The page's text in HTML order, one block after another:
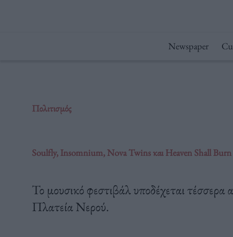
Newspaper
Πολιτισμός
Soulfly, Insomnium, Nova Twins και Heaven Shall Burn
Το μουσικό φεστιβάλ υποδέχεται
Πλατεία Νερού.